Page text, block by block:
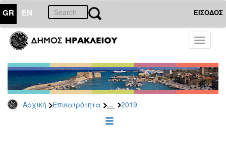
GR EN ΕΙΣΟΔΟΣ
Toggle
Αρχική Επικαιρότητα ... 2019
ΕΠΙΚΑΙΡΟΤΗΤΑ
Τύπου
Αρχείο
2026
2025